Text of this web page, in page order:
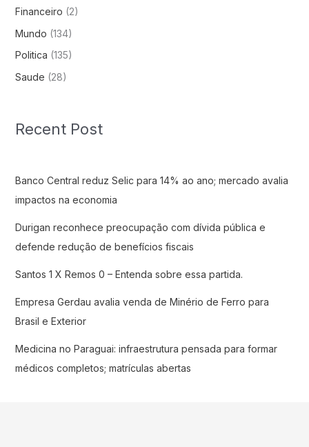
Financeiro (2)
Mundo (134)
Politica (135)
Saude (28)
Recent Post
Banco Central reduz Selic para 14% ao ano; mercado avalia
impactos na economia
Durigan reconhece preocupação com dívida pública e
defende redução de benefícios fiscais
Santos 1 X Remos 0 – Entenda sobre essa partida.
Empresa Gerdau avalia venda de Minério de Ferro para
Brasil e Exterior
Medicina no Paraguai: infraestrutura pensada para formar
médicos completos; matrículas abertas